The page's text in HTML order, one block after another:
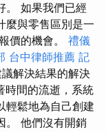
。 如果我們已經
麼與零售區別是一
價的機會。 禮儀
台中律師推薦 記
解決結果的解決
時間的流逝，系統
輕鬆地為自己創建
。 他們沒有開銷